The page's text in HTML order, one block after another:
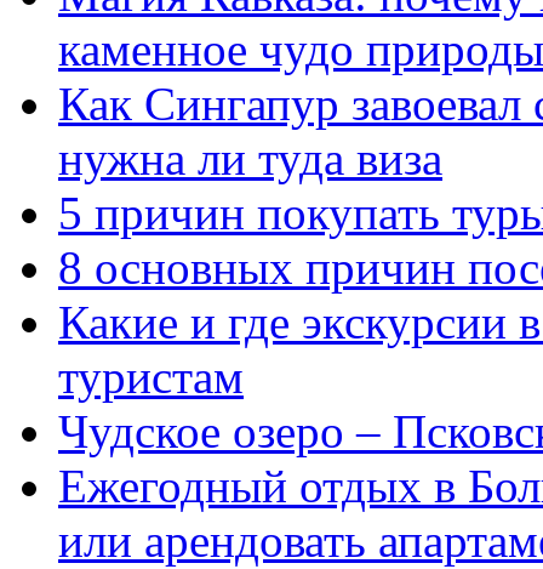
каменное чудо природы
Как Сингапур
нужна ли туда виза
5 причин покупать
8 основных причин
Какие и где экскурсии
туристам
Чудское озеро –
Ежегодный отдых в
или арендовать